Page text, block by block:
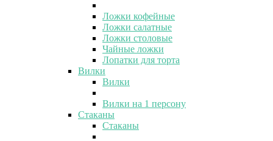
Ложки кофейные
Ложки салатные
Ложки столовые
Чайные ложки
Лопатки для торта
Вилки
Вилки
Вилки на 1 персону
Стаканы
Стаканы